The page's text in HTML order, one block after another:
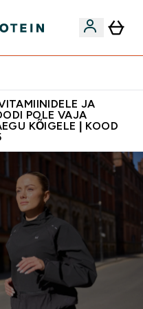
JA
POLE VAJA
KÕIGELE | KOOD